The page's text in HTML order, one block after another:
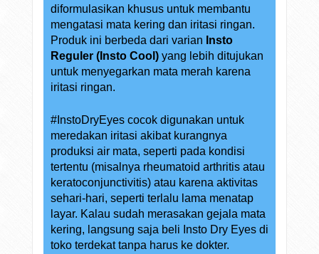
diformulasikan khusus untuk membantu
mengatasi mata kering dan iritasi ringan.
Produk ini berbeda dari varian Insto
Reguler (Insto Cool) yang lebih ditujukan
untuk menyegarkan mata merah karena
iritasi ringan.
#InstoDryEyes cocok digunakan untuk
meredakan iritasi akibat kurangnya
produksi air mata, seperti pada kondisi
tertentu (misalnya rheumatoid arthritis atau
keratoconjunctivitis) atau karena aktivitas
sehari-hari, seperti terlalu lama menatap
layar. Kalau sudah merasakan gejala mata
kering, langsung saja beli Insto Dry Eyes di
toko terdekat tanpa harus ke dokter.